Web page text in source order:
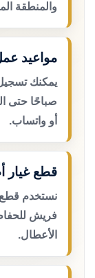
والمنطقة
مواعيد
يمكنك
صباحًا حتى
أو واتساب.
قطع غيار
نستخدم قطع
فريش
الأعطال.